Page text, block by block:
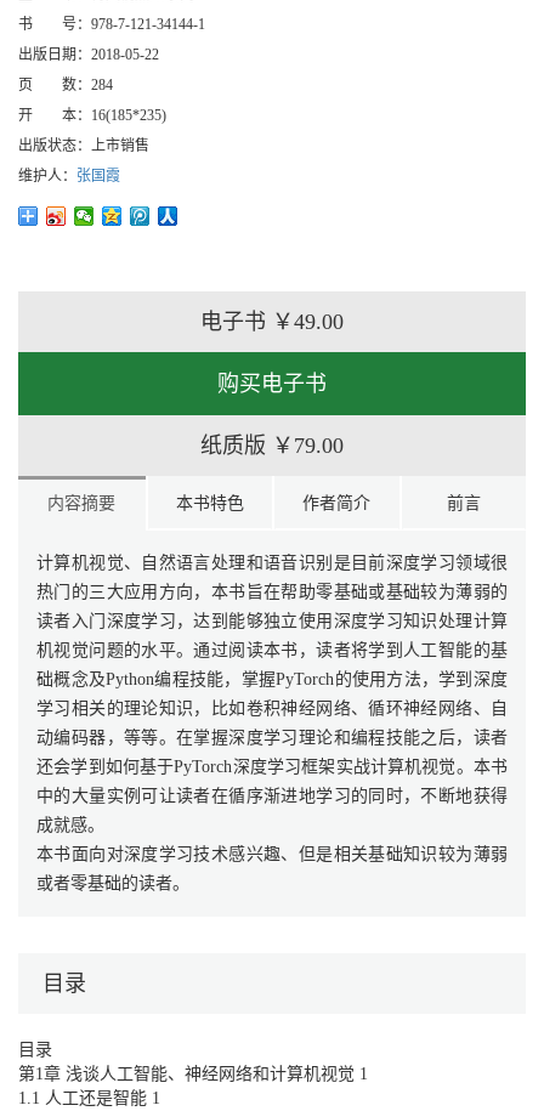
书 号： 978-7-121-34144-1
出版日期： 2018-05-22
页 数： 284
开 本： 16(185*235)
出版状态： 上市销售
维护人： 张国霞
电子书 ￥49.00
购买电子书
纸质版 ￥79.00
内容摘要 本书特色 作者简介 前言
计算机视觉、自然语言处理和语音识别是目前深度学习领域很
热门的三大应用方向，本书旨在帮助零基础或基础较为薄弱的
读者入门深度学习，达到能够独立使用深度学习知识处理计算
机视觉问题的水平。通过阅读本书，读者将学到人工智能的基
础概念及Python编程技能，掌握PyTorch的使用方法，学到深度
学习相关的理论知识，比如卷积神经网络、循环神经网络、自
动编码器，等等。在掌握深度学习理论和编程技能之后，读者
还会学到如何基于PyTorch深度学习框架实战计算机视觉。本书
中的大量实例可让读者在循序渐进地学习的同时，不断地获得
成就感。
本书面向对深度学习技术感兴趣、但是相关基础知识较为薄弱
或者零基础的读者。
目录
目录
第1章 浅谈人工智能、神经网络和计算机视觉 1
1.1 人工还是智能 1